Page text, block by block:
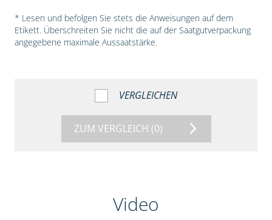
* Lesen und befolgen Sie stets die Anweisungen auf dem
Etikett. Überschreiten Sie nicht die auf der Saatgutverpackung
angegebene maximale Aussaatstärke.
VERGLEICHEN
ZUM VERGLEICH (0)
Video